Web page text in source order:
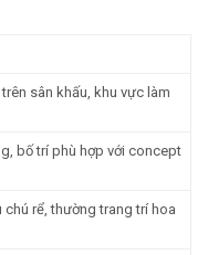
sân khấu, khu vực làm
bố trí phù hợp với concept
rể, thường trang trí hoa